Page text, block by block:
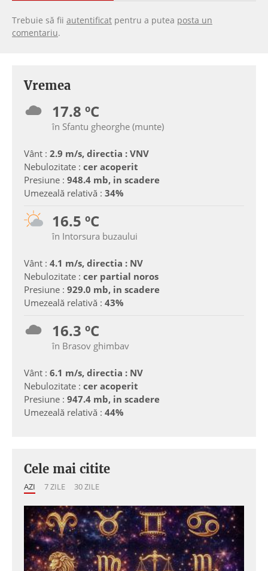
Trebuie să fii autentificat pentru a putea posta un
comentariu.
Vremea
17.8 ºC
în Sfantu gheorghe (munte)
Vânt : 2.9 m/s, directia : VNV
Nebulozitate : cer acoperit
Presiune : 948.4 mb, in scadere
Umezeală relativă : 34%
16.5 ºC
în Intorsura buzaului
Vânt : 4.1 m/s, directia : NV
Nebulozitate : cer partial noros
Presiune : 929.0 mb, in scadere
Umezeală relativă : 43%
16.3 ºC
în Brasov ghimbav
Vânt : 6.1 m/s, directia : NV
Nebulozitate : cer acoperit
Presiune : 947.4 mb, in scadere
Umezeală relativă : 44%
Cele mai citite
AZI 7 ZILE 30 ZILE